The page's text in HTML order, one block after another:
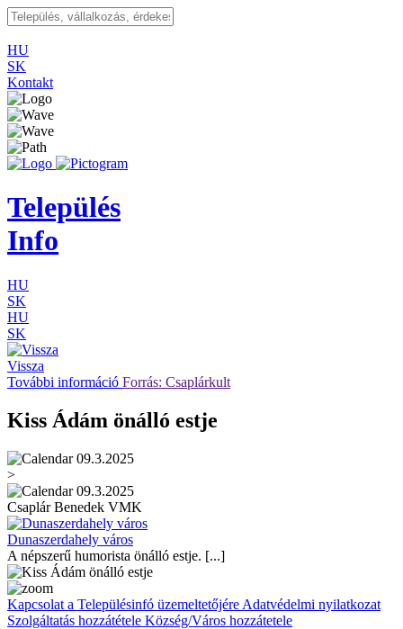
HU
SK
Kontakt
Település
Info
HU
SK
HU
SK
Vissza
További információ Forrás: Csaplárkult
Kiss Ádám önálló estje
09.3.2025
>
09.3.2025
Csaplár Benedek VMK
Dunaszerdahely város
A népszerű humorista önálló estje. [...]
Kapcsolat a Településinfó üzemeltetőjére Adatvédelmi nyilatkozat
Szolgáltatás hozzátétele Község/Város hozzátetele